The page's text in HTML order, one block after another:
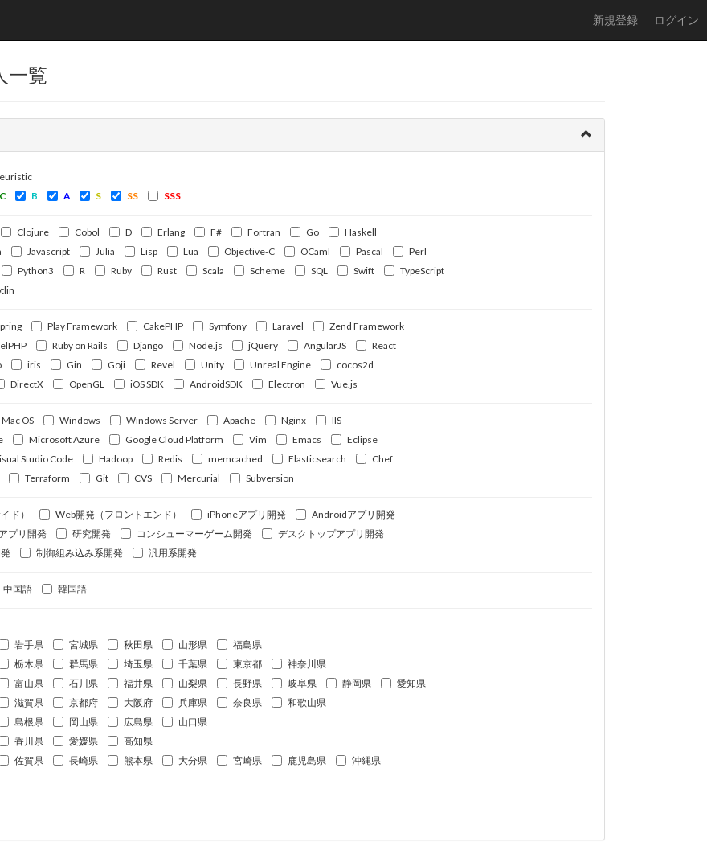
新規登録 ログイン
一覧
C B A S SS SSS
Clojure Cobol D Erlang F# Fortran Go
Haskell
Javascript Julia Lisp Lua Objective-C OCaml Pascal
Perl
Python3 R Ruby Rust Scala Scheme SQL Swift
TypeScript
Play Framework CakePHP Symfony Laravel
Zend Framework
Ruby on Rails Django Node.js jQuery AngularJS
React
iris Gin Goji Revel Unity Unreal Engine
cocos2d
DirectX OpenGL iOS SDK AndroidSDK Electron Vue.js
Mac OS Windows Windows Server Apache Nginx
IIS
Microsoft Azure Google Cloud Platform Vim Emacs
Eclipse
Studio Code Hadoop Redis memcached Elasticsearch
Chef
Terraform Git CVS Mercurial Subversion
ド） Web開発（フロントエンド） iPhoneアプリ開発
Androidアプリ開発
プリ開発
研究開発 コンシューマーゲーム開発
デスクトップアプリ開発
制御組み込み系開発 汎用系開発
中国語 韓国語
岩手県 宮城県 秋田県 山形県
福島県
栃木県 群馬県 埼玉県 千葉県 東京都
神奈川県
富山県 石川県 福井県 山梨県 長野県 岐阜県 静岡県
愛知県
滋賀県 京都府 大阪府 兵庫県 奈良県
和歌山県
島根県 岡山県 広島県
山口県
香川県 愛媛県
高知県
佐賀県 長崎県 熊本県 大分県 宮崎県 鹿児島県
沖縄県